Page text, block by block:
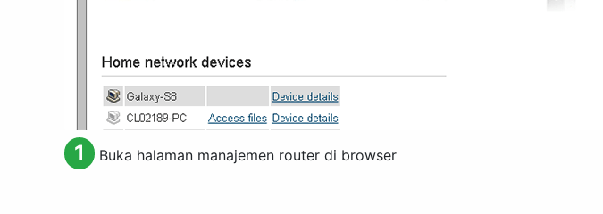
1 Buka halaman manajemen router di browser